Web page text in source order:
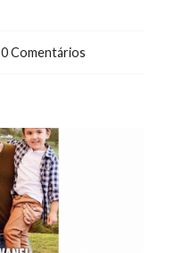
0 Comentários